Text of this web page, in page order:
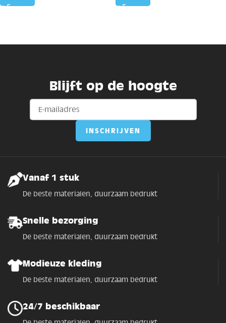
Blijft op de hoogte
Vanaf 1 stuk
De beste materialen, duurzaam bedrukt
Snelle bezorging
De beste materialen, duurzaam bedrukt
Modieuze kleding
De beste materialen, duurzaam bedrukt
24/7 beschikbaar